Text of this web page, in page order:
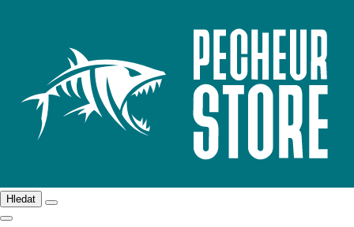
Hledat